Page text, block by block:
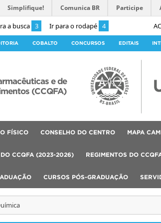
a busca 3 Ir para o rodapé 4
Simplifique! Comunica BR Participe
COBALTO CONCURSOS EDITAIS
e de
(CCQFA)
FÍSICO CONSELHO DO CENTRO MAPA
DO CCQFA (2023-2026) REGIMENTOS DO
CURSOS PÓS-GRADUAÇÃO